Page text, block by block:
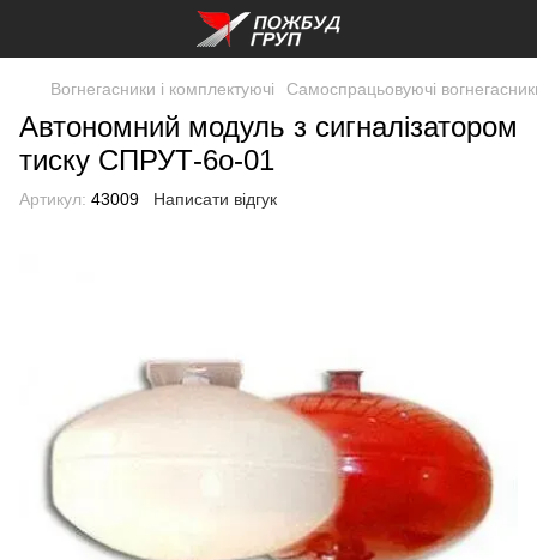
Вогнегасники і комплектуючі Самоспрацьовуючі
Автономний модуль з сигналізатором
тиску СПРУТ-6о-01
Артикул: 43009 Написати відгук